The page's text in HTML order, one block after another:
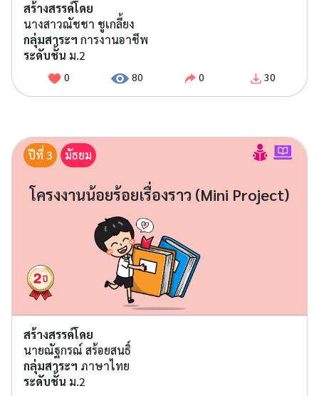
สร้างสรรค์โดย
นางสาวณัชชา ชูเกลี้ยง
กลุ่มสาระฯ การงานอาชีพ
ระดับชั้น ม.2
0 80 0 30
ปีที่ 3 มัธยม
โครงงานน้อยร้อยเรื่องราว (Mini Project)
สร้างสรรค์โดย
นายณัฐกรณ์ สร้อยสนธิ์
กลุ่มสาระฯ ภาษาไทย
ระดับชั้น ม.2